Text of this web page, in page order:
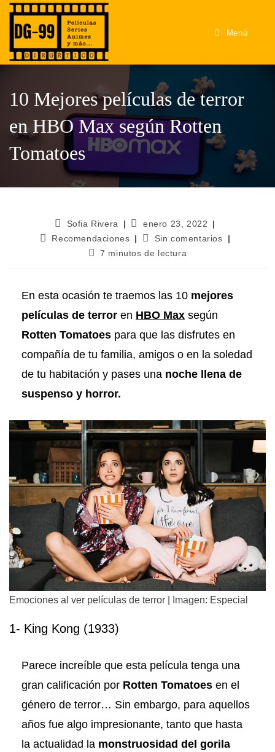
Menú
10 Mejores películas de terror
en HBO Max según Rotten
Tomatoes
Sofia Rivera
enero 23, 2022
Recomendaciones
Sin comentarios
7 minutos de lectura
En esta ocasión te traemos las 10 mejores
películas de terror en HBO Max según
Rotten Tomatoes para que las disfrutes en
compañía de tu familia, amigos o en la soledad
de tu habitación y pases una noche llena de
suspenso y horror.
Emociones al ver películas de terror | Imagen: Especial
1- King Kong (1933)
Parece increíble que esta película tenga una
gran calificación por Rotten Tomatoes en el
género de terror… Sin embargo, para aquellos
años fue algo impresionante, tanto que hasta
la actualidad la monstruosidad del gorila